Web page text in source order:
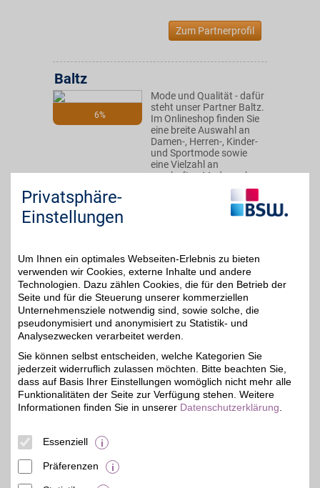
Zum Partnerprofil
6%
Baltz
Mode und Qualität - dafür
steht unser Partner Baltz.
Im Onlineshop finden Sie
eine breite Auswahl an
Damen-, Herren-, Kinder-
und Sportmode sowie
eine Vielzahl an
namhaften Modemarken.
Hier werden Sie sicher
fündig und sparen dabei
noch mit BSW-Vorteil. So
Zum Partnerprofil
bonprix
Bei bonprix finden Sie
moderne Fashion,
inspirierende Wohnideen.
Die Styles überzeugen
durch Qualität und
Vielfalt. Entdecken Sie
angesagte Trends, die zu
Privatsphäre-
Einstellungen
Um Ihnen ein optimales Webseiten-Erlebnis zu bieten
verwenden wir Cookies, externe Inhalte und andere
Technologien. Dazu zählen Cookies, die für den Betrieb der
Seite und für die Steuerung unserer kommerziellen
Unternehmensziele notwendig sind, sowie solche, die
pseudonymisiert und anonymisiert zu Statistik- und
Analysezwecken verarbeitet werden.
Sie können selbst entscheiden, welche Kategorien Sie
jederzeit widerruflich zulassen möchten. Bitte beachten Sie,
dass auf Basis Ihrer Einstellungen womöglich nicht mehr alle
Funktionalitäten der Seite zur Verfügung stehen. Weitere
Informationen finden Sie in unserer Datenschutzerklärung
Essenziell
Präferenzen